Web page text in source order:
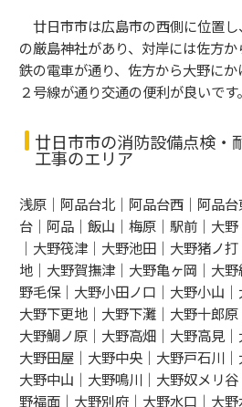
廿日市市は広島市の西側に位置
の厳島神社があり、対岸には佐方
鉄の電車が通り、佐方から大野に
２号線が通り交通の便利が良いです。
廿日市市の消防設備点検・
工事のエリア
浅原｜阿品台北｜阿品台西｜阿品
台｜阿品｜飯山｜梅原｜駅前｜大
｜大野筏津｜大野池田｜大野猪ノ
地｜大野賀撫津｜大野亀ヶ岡｜大
野毛保｜大野小田ノ口｜大野小山｜
大野下更地｜大野下灘｜大野十郎原
大野鯛ノ原｜大野高畑｜大野高見｜
大野田屋｜大野中央｜大野戸石川｜
大野中山｜大野鳴川｜大野奴メリ
野福面｜大野別府｜大野水口｜大